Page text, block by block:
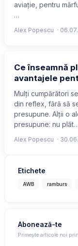
aviație, pentru
…
Alex Popescu ·
Ce înseamnă
avantajele
Mulți cumpărători
din reflex, fără să
presupune. Alții o
presupune: nu plăt…
Alex Popescu ·
Etichete
AWB ramburs
Abonează-te
Primește articole noi